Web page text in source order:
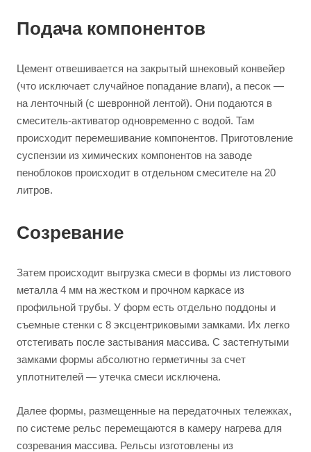
Подача компонентов
Цемент отвешивается на закрытый шнековый конвейер
(что исключает случайное попадание влаги), а песок —
на ленточный (с шевронной лентой). Они подаются в
смеситель-активатор одновременно с водой. Там
происходит перемешивание компонентов. Приготовление
суспензии из химических компонентов на заводе
пеноблоков происходит в отдельном смесителе на 20
литров.
Созревание
Затем происходит выгрузка смеси в формы из листового
металла 4 мм на жестком и прочном каркасе из
профильной трубы. У форм есть отдельно поддоны и
съемные стенки с 8 эксцентриковыми замками. Их легко
отстегивать после застывания массива. С застегнутыми
замками формы абсолютно герметичны за счет
уплотнителей — утечка смеси исключена.
Далее формы, размещенные на передаточных тележках,
по системе рельс перемещаются в камеру нагрева для
созревания массива. Рельсы изготовлены из